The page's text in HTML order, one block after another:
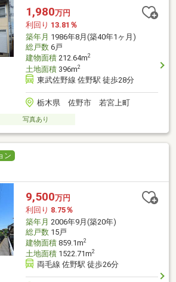
1,980万円
利回り 13.81％
築年月 1986年8月(築40年1ヶ月)
総戸数6戸
建物面積212.64m2
土地面積396m2
東武佐野線 佐野駅 徒歩28分
栃木県 佐野市 若宮上町
写真あり
ン
9,500万円
利回り 8.75％
築年月 2006年9月(築20年)
総戸数15戸
建物面積859.1m2
土地面積1522.71m2
両毛線 佐野駅 徒歩26分